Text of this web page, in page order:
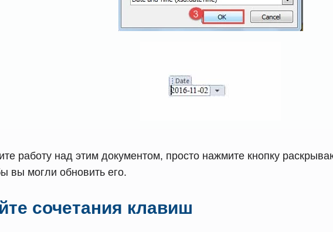
работу над этим документом, просто нажмите кнопку
вы могли обновить его.
сочетания клавиш